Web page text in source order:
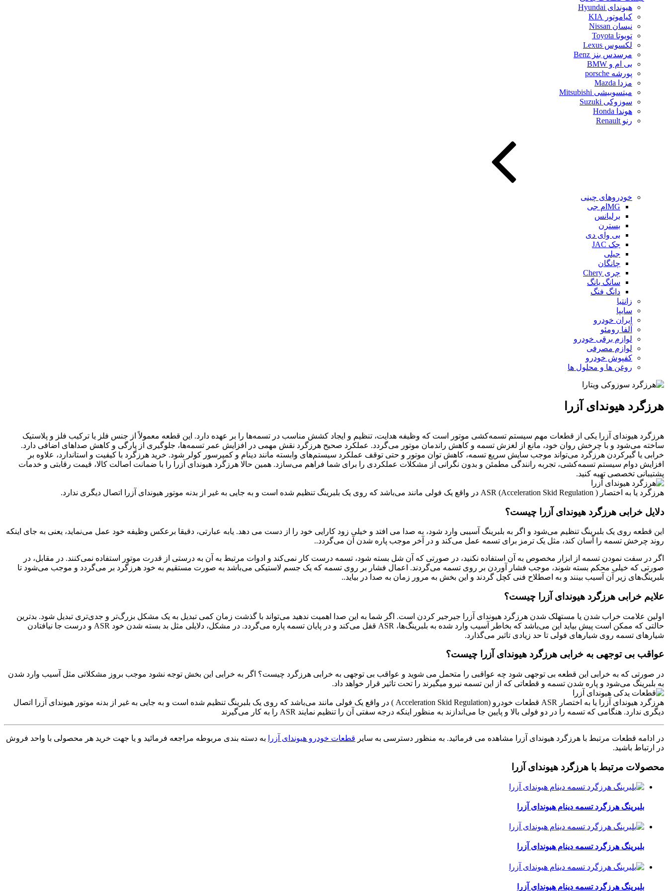
هیوندای Hyundai
کیاموتور KIA
نیسان Nissan
تویوتا Toyota
لکسوس Lexus
مرسدس بنز Benz
بی ام و BMW
پورشه porsche
مزدا Mazda
میتسوبیشی Mitsubishi
سوزوکی Suzuki
هوندا Honda
رنو Renault
خودروهای چینی
MGام جی
برلیانس
بسترن
بی وای دی
جک JAC
جیلی
چانگان
چری Chery
سانگ یانگ
دانگ فنگ
زانتیا
سایپا
ایران خودرو
آلفا رومئو
لوازم برقی خودرو
لوازم مصرفی
کفپوش خودرو
روغن ها و محلول ها
هرزگرد هیوندای آزرا
هرزگرد هیوندای آزرا یکی از قطعات مهم سیستم تسمه‌کشی موتور است که وظیفه هدایت، تنظیم و ایجاد کشش مناسب در تسمه‌ها را بر عهده دارد. این قطعه معمولاً از جنس فلز یا ترکیب فلز و پلاستیک
ساخته می‌شود و با چرخش روان خود، مانع از لغزش تسمه و کاهش راندمان موتور می‌گردد. عملکرد صحیح هرزگرد نقش مهمی در افزایش عمر تسمه‌ها، جلوگیری از پارگی و کاهش صداهای اضافی دارد.
خرابی یا گیرکردن هرزگرد می‌تواند موجب سایش سریع تسمه، کاهش توان موتور و حتی توقف عملکرد سیستم‌های وابسته مانند دینام و کمپرسور کولر شود. خرید هرزگرد با کیفیت و استاندارد، علاوه بر
افزایش دوام سیستم تسمه‌کشی، تجربه رانندگی مطمئن و بدون نگرانی از مشکلات عملکردی را برای شما فراهم می‌سازد. همین حالا هرزگرد هیوندای آزرا را با ضمانت اصالت کالا، قیمت رقابتی و خدمات
پشتیبانی تخصصی تهیه کنید.
هرزگرد یا به اختصار ASR (Acceleration Skid Regulation ) در واقع یک فولی مانند می‌باشد که روی یک بلبرینگ تنظیم شده است و به جایی به غیر از بدنه موتور هیوندای آزرا اتصال دیگری ندارد.
دلایل خرابی هرزگرد هیوندای آزرا چیست؟
این قطعه روی یک بلبرینگ تنظیم می‌شود و اگر به بلبرینگ آسیبی وارد شود، به صدا می افتد و خیلی زود کارایی خود را از دست می دهد. یابه عبارتی، دقیقا برعکس وظیفه خود عمل می‌نماید، یعنی به جای اینکه
روند چرخش تسمه را آسان کند، مثل یک ترمز برای تسمه عمل می‌کند و در آخر موجب پاره شدن آن می‌گردد..
اگر در سفت‌ نمودن تسمه از ابزار مخصوص به آن استفاده نکنید، در صورتی که آن شل بسته‌ شود، تسمه درست کار نمی‌کند و ادوات مرتبط به آن به درستی از قدرت موتور استفاده نمی‌کنند. در مقابل، در
صورتی که خیلی محکم بسته شوند، موجب فشار آوردن بر روی تسمه می‌گردند. اعمال فشار بر روی تسمه که یک جسم لاستیکی می‌باشد به صورت مستقیم به خود هرزگرد بر می‌گردد و موجب می‌شود تا
بلبرینگ‌های زیر آن آسیب بینند و به اصطلاح فنی کچل گردند و این بخش به مرور زمان به صدا در بیاید..
علایم خرابی هرزگرد هیوندای آزرا چیست؟
اولین علامت خراب شدن یا مستهلک شدن هرزگرد هیوندای آزرا جیرجیر کردن است. اگر شما به این صدا اهمیت ندهید می‌تواند با گذشت زمان کمی تبدیل به یک مشکل بزرگ‌تر و جدی‌تری تبدیل شود. بدترین
حالتی که ممکن است پیش بیاید این می‌باشد که بخاطر آسیب وارد شده به بلبرینگ‌ها، ASR قفل می‌کند و در پایان تسمه پاره می‌گردد. در مشکل، دلایلی مثل بد بسته شدن خود ASR و درست جا نیافتادن
شیارهای تسمه روی شیارهای فولی تا حد زیادی تاثیر می‌گذارد.
عواقب بی توجهی به خرابی هرزگرد هیوندای آزرا چیست؟
در صورتی که به خرابی این قطعه بی توجهی شود چه عواقبی را متحمل می شوید و عواقب بی توجهی به خرابی هرزگرد چیست؟ اگر به خرابی این بخش توجه نشود موجب بروز مشکلاتی مثل آسیب وارد شدن
به بلبرینگ می‌شود و پاره شدن تسمه و قطعاتی که از این تسمه نیرو میگیرند را تحت تاثیر قرار خواهد داد.
هرزگرد هیوندای آزرا یا به اختصار ASR قطعات خودرو (Acceleration Skid Regulation ) در واقع یک فولی مانند می‌باشد که روی یک بلبرینگ تنظیم شده است و به جایی به غیر از بدنه موتور هیوندای آزرا اتصال
دیگری ندارد. هنگامی که تسمه را در دو فولی بالا و پایین جا می‌اندازند به منظور اینکه درجه سفتی آن را تنظیم نمایند ASR را به کار می‌گیرند
در ادامه قطعات مرتبط با هرزگرد هیوندای آزرا مشاهده می فرمائید. به منظور دسترسی به سایر قطعات خودرو هیوندای آزرا
به دسته بندی مربوطه مراجعه فرمائید و یا جهت خرید هر محصولی با واحد فروش
در ارتباط باشید.
محصولات مرتبط با هرزگرد هیوندای آزرا
بلبرینگ هرزگرد تسمه دینام هیوندای آزرا
بلبرینگ هرزگرد تسمه دینام هیوندای آزرا
بلبرینگ هرزگرد تسمه دینام هیوندای آزرا